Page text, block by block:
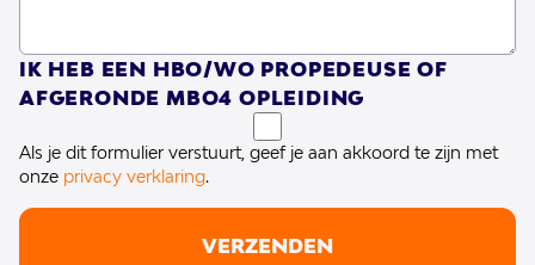
van de cliënten.
De Hartekamp Groep streeft naar een
toekomst van hoop, groei en inclusiviteit
voor mensen met een verstandelijke
beperking, door dagelijks te werken aan
IK HEB EEN HBO/WO PROPEDEUSE OF
AFGERONDE MBO4 OPLEIDING
Als je dit formulier verstuurt, geef je aan akkoord te zijn met
onze privacy verklaring.
VERZENDEN